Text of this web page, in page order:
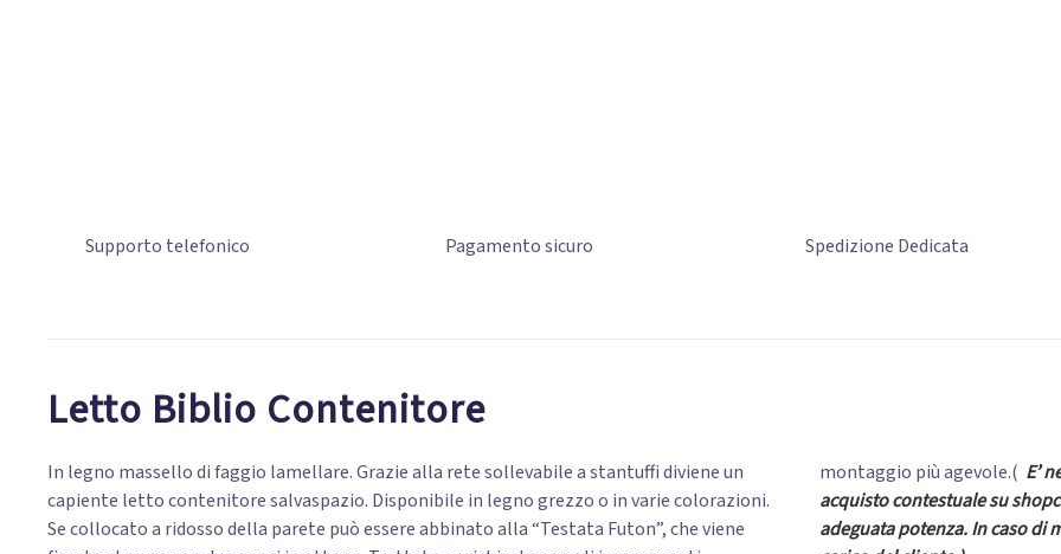
Supporto telefonico Pagamentosicuro Spedizione Dedicata
Letto Biblio Contenitore
In legno massello di faggio lamellare. Grazie alla rete sollevabile a stantuffi diviene un
capiente letto contenitore salvaspazio. Disponibile in legno grezzo o in varie colorazioni.
Se collocato a ridosso della parete può essere abbinato alla “Testata Futon”, che viene
montaggio più agevole.( E’
acquisto contestuale su
adeguata potenza. In caso di